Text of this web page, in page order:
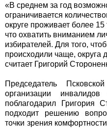
«В среднем за год
ограничивается
округе проживает более 15
что охватить вниманием
избирателей. Для того,
происходили чаще,
считает Григорий
Председатель
организации
поблагодарил Григория
подходит решению
точки зрения комфортности